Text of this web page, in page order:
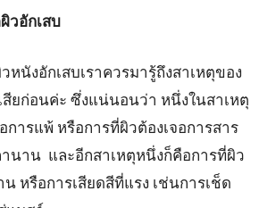
วอักเสบ
หนังอักเสบเราควรมารู้ถึงสาเหตุของ
สียก่อนค่ะ ซึ่งแน่นอนว่า หนึ่งในสาเหตุ
การแพ้ หรือการที่ผิวต้องเจอการสาร
านาน และอีกสาเหตุหนึ่งก็คือการที่ผิว
หรือการเสียดสีที่แรง เช่นการเช็ด